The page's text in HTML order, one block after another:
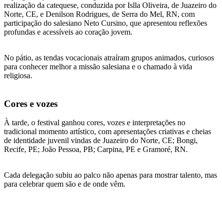
realização da catequese, conduzida por Islla Oliveira, de Juazeiro do
Norte, CE, e Denilson Rodrigues, de Serra do Mel, RN, com
participação do salesiano Neto Cursino, que apresentou reflexões
profundas e acessíveis ao coração jovem.
No pátio, as tendas vocacionais atraíram grupos animados, curiosos
para conhecer melhor a missão salesiana e o chamado à vida
religiosa.
Cores e vozes
À tarde, o festival ganhou cores, vozes e interpretações no
tradicional momento artístico, com apresentações criativas e cheias
de identidade juvenil vindas de Juazeiro do Norte, CE; Bongi,
Recife, PE; João Pessoa, PB; Carpina, PE e Gramoré, RN.
Cada delegação subiu ao palco não apenas para mostrar talento, mas
para celebrar quem são e de onde vêm.